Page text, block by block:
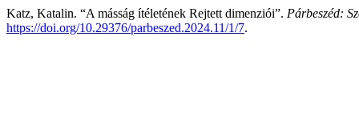
Katz, Katalin. “A másság ítéletének Rejtett dimenziói”. Párbeszéd:
https://doi.org/10.29376/parbeszed.2024.11/1/7.